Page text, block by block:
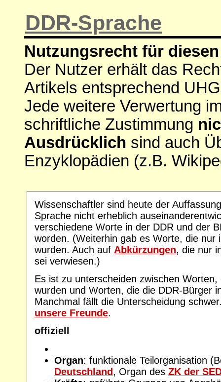
DDR-Sprache
Nutzungsrecht für
Der Nutzer erhält das
Artikels entsprechend
Jede weitere Verwertung
schriftliche Zustimmung
Ausdrücklich sind auch
Enzyklopädien (z.B.
Wissenschaftler sind heute der
Sprache nicht erheblich
verschiedene Worte in der DDR und der
worden. (Weiterhin gab es Worte, die nur
wurden. Auch auf Abkürzungen, die nur
sei verwiesen.)
Es ist zu unterscheiden zwischen
wurden und Worten, die die DDR-Bürger
Manchmal fällt die Unterscheidung
unsere Freunde.
offiziell
Organ: funktionale Teilorganisation
Deutschland, Organ des ZK der